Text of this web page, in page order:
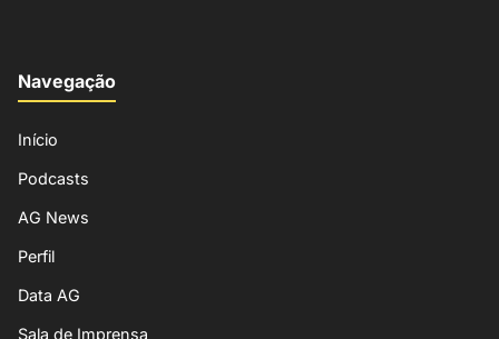
Navegação
Início
Podcasts
AG News
Perfil
Data AG
Sala de Imprensa